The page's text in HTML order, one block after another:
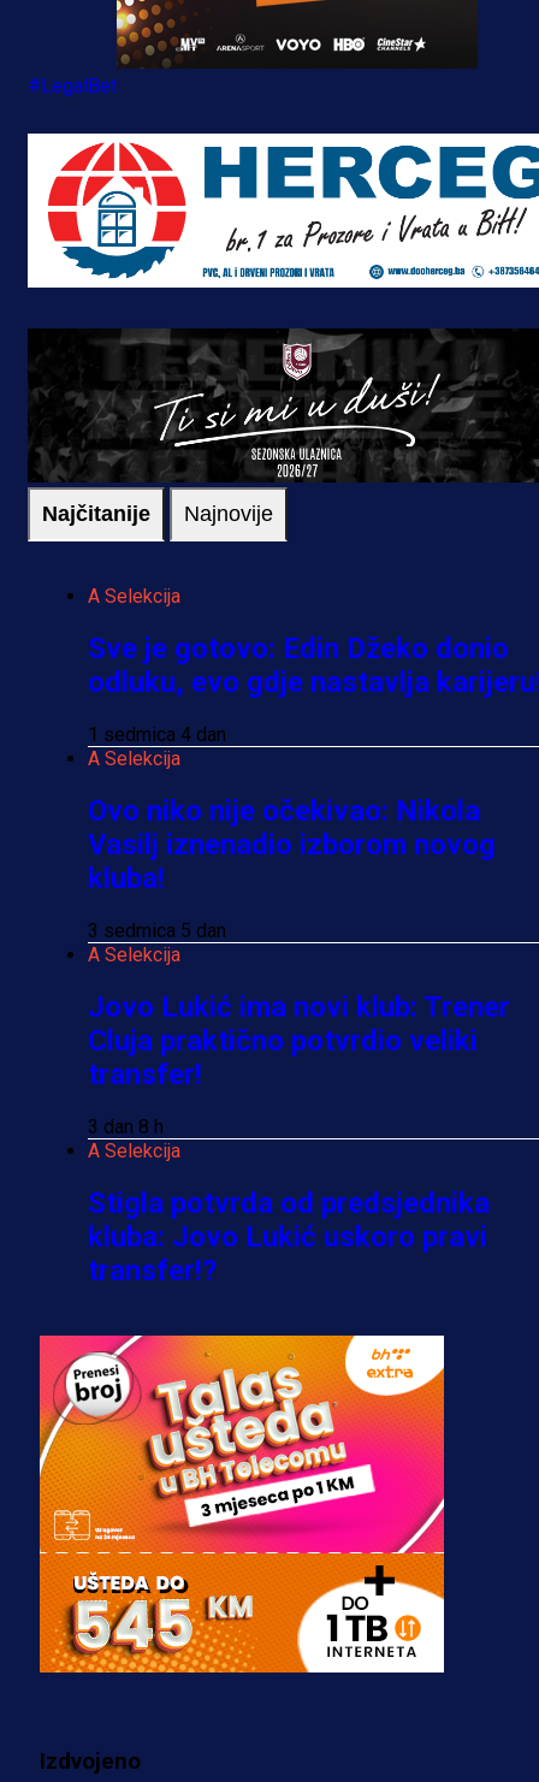
#LegalBet
Najčitanije Najnovije
A Selekcija
Sve je gotovo: Edin Džeko donio
odluku, evo gdje nastavlja
1 sedmica 4 dan
A Selekcija
Ovo niko nije očekivao: Nikola
Vasilj iznenadio izborom novog
kluba!
3 sedmica 5 dan
A Selekcija
Jovo Lukić ima novi klub: Trener
Cluja praktično potvrdio veliki
transfer!
3 dan 8 h
A Selekcija
Stigla potvrda od predsjednika
kluba: Jovo Lukić uskoro pravi
transfer!?
A Selekcija
Zmajevi dobili veliko pojačanje:
Fudbaler Olympiacosa želi obući
dres BiH!
3 sedmica 3 dan
Premijer liga BiH
Misimović priveden: SIPA ga tereti
za pranje novca, pretresaju
prostorije FK Borac!
Više vijesti
Izdvojeno